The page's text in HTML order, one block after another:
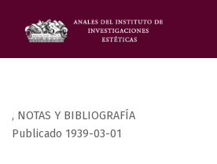
, NOTAS Y BIBLIOGRAFÍA
Publicado 1939-03-01